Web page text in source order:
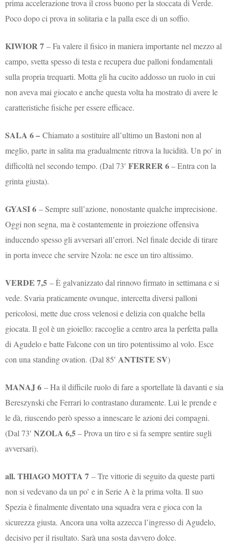
prima accelerazione trova il cross buono per la stoccata di Verde.
Poco dopo ci prova in solitaria e la palla esce di un soffio.
KIWIOR 7– Fa valere il fisico in maniera importante nel mezzo al
campo, svetta spesso di testa e recupera due palloni fondamentali
sulla propria trequarti. Motta gli ha cucito addosso un ruolo in cui
non aveva mai giocato e anche questa volta ha mostrato di avere le
caratteristiche fisiche per essere efficace.
SALA 6 –Chiamato a sostituire all’ultimo un Bastoni non al
meglio, parte in salita ma gradualmente ritrova la lucidità. Un po’ in
difficoltà nel secondo tempo. (Dal 73′FERRER 6– Entra con la
grinta giusta).
GYASI 6– Sempre sull’azione, nonostante qualche imprecisione.
Oggi non segna, ma è costantemente in proiezione offensiva
inducendo spesso gli avversari all’errori. Nel finale decide di tirare
in porta invece che servire Nzola: ne esce un tiro altissimo.
VERDE 7,5– È galvanizzato dal rinnovo firmato in settimana e si
vede. Svaria praticamente ovunque, intercetta diversi palloni
pericolosi, mette due cross velenosi e delizia con qualche bella
giocata. Il gol è un gioiello: raccoglie a centro area la perfetta palla
di Agudelo e batte Falcone con un tiro potentissimo al volo. Esce
con una standing ovation. (Dal 85′ ANTISTE SV)
MANAJ 6– Ha il difficile ruolo di fare a sportellate là davanti e sia
Bereszynski che Ferrari lo contrastano duramente. Lui le prende e
le dà, riuscendo però spesso a innescare le azioni dei compagni.
(Dal 73′NZOLA 6,5– Prova un tiro e si fa sempre sentire sugli
avversari).
all. THIAGO MOTTA 7– Tre vittorie di seguito da queste parti
non si vedevano da un po’ e in Serie A è la prima volta. Il suo
Spezia è finalmente diventato una squadra vera e gioca con la
sicurezza giusta. Ancora una volta azzecca l’ingresso di Agudelo,
decisivo per il risultato. Sarà una sosta davvero dolce.